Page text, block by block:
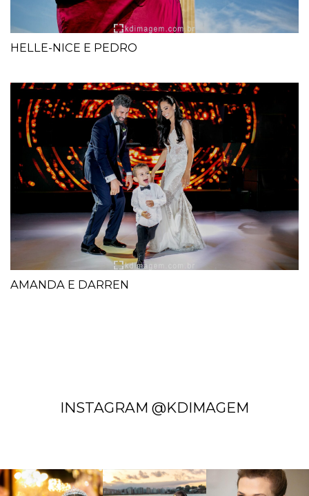
HELLE-NICE E PEDRO
AMANDA E DARREN
INSTAGRAM @KDIMAGEM